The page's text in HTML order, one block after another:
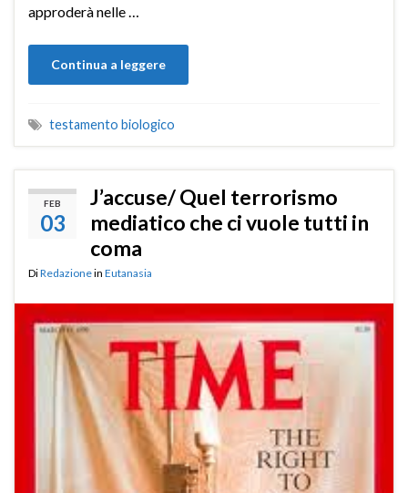
approderà nelle …
Continua a leggere
testamento biologico
FEB
03
J’accuse/ Quel terrorismo
mediatico che ci vuole tutti in
coma
DiRedazionein Eutanasia